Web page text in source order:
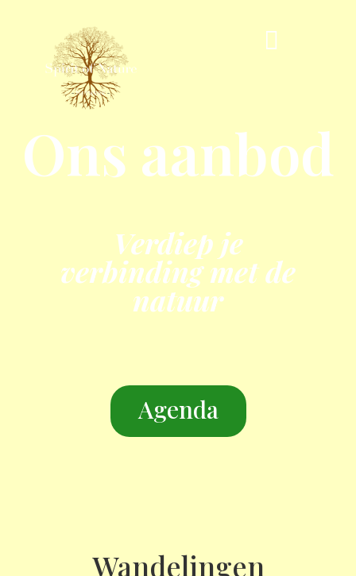
Ons aanbod
Verdiep je
verbinding met de
natuur
Agenda
Wandelingen